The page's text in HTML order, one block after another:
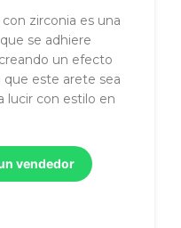
zirconia es una
se adhiere
un efecto
que este arete sea
lucir con estilo en
vendedor